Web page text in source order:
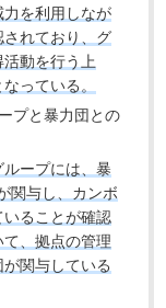
を利用しなが
れており、グ
動を行う上
っている。
プと暴力団との
ープには、暴
関与し、カンボ
ることが確認
、拠点の管理
関与している